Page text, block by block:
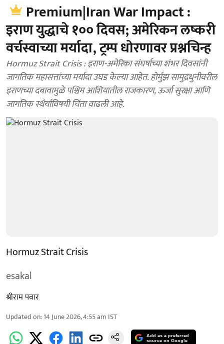
Premium|Iran War Impact :
इराण युद्धाचे १०० दिवस; अमेरिकन लष्करी
वर्चस्वाच्या मर्यादा, ट्रम्प धोरणावर प्रश्नचिन्ह
Hormuz Strait Crisis : इराण-अमेरिका संघर्षाच्या शंभर दिवसांनी
जागतिक महासत्तांच्या मर्यादा उघड केल्या आहेत. होर्मुझ सामुद्रधुनीवरील
इराणच्या दबावामुळे पश्चिम आशियातील राजकारण, ऊर्जा सुरक्षा आणि
जागतिक स्थैर्याविषयी चिंता वाढली आहे.
Hormuz Strait Crisis
esakal
श्रीराम पवार
Updated on:14 June 2026, 4:55 am IST
Add as a preferred
source on Google